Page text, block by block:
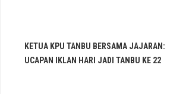
KETUA KPU TANBU BERSAMA JAJARAN:
UCAPAN IKLAN HARI JADI TANBU KE 22